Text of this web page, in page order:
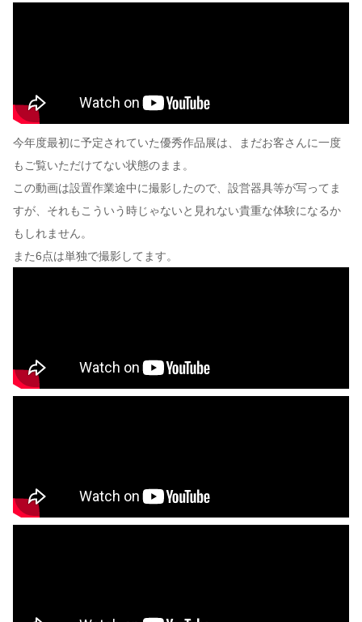
今年度最初に予定されていた優秀作品展は、まだお客さんに一度
もご覧いただけてない状態のまま。
この動画は設置作業途中に撮影したので、設営器具等が写ってま
すが、それもこういう時じゃないと見れない貴重な体験になるか
もしれません。
また6点は単独で撮影してます。